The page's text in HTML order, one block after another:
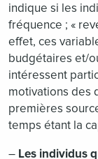
indique si les
fréquence ; «
effet, ces
budgétaires et/
intéressent
motivations des
premières
temps étant la
– Les individus